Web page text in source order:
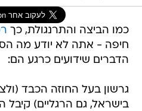
כמו הביצה והתרנגולת, כך
חיפה - אתה לא יודע מה
הדברים שידועים כרגע הם:
גרשון בעל החוזה הכבד
בישראל, גם הרגליים)